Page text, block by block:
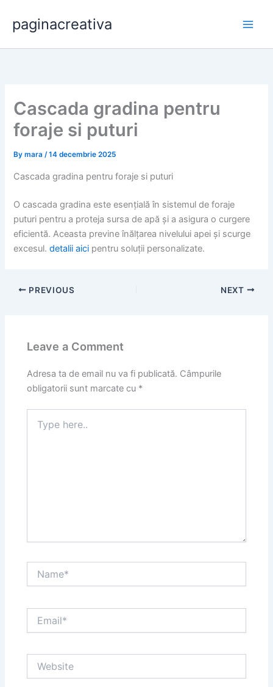
content
paginacreativa
Cascada gradina pentru
foraje si puturi
Bymara/14 decembrie 2025
Cascada gradina pentru foraje si puturi
O cascada gradina este esențială în sistemul de foraje
puturi pentru a proteja sursa de apă și a asigura o curgere
eficientă. Aceasta previne înălțarea nivelului apei și scurge
excesul.detalii aici pentru soluții personalizate.
PREVIOUS NEXT
Leave a Comment
Adresa ta de email nu va fi publicată. Câmpurile
obligatorii sunt marcate cu *
here..